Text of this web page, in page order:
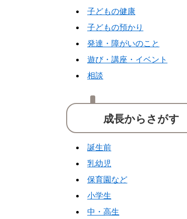
子どもの健康
子どもの預かり
発達・障がいのこと
遊び・講座・イベント
相談
成長からさがす
誕生前
乳幼児
保育園など
小学生
中・高生